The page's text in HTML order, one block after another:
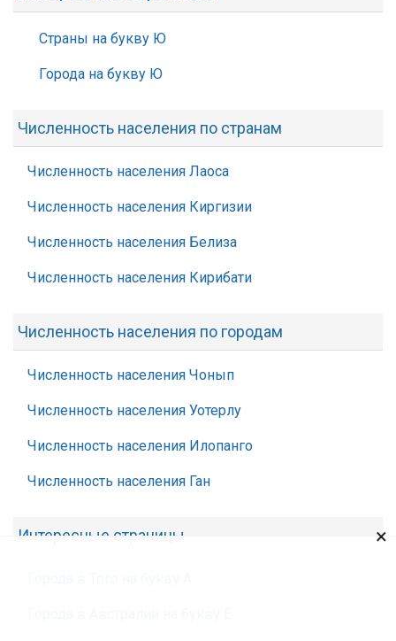
Страны на букву Ю
Города на букву Ю
Численность населения по странам
Численность населения Лаоса
Численность населения Киргизии
Численность населения Белиза
Численность населения Кирибати
Численность населения по городам
Численность населения Чонып
Численность населения Уотерлу
Численность населения Илопанго
Численность населения Ган
Интересные страницы ×